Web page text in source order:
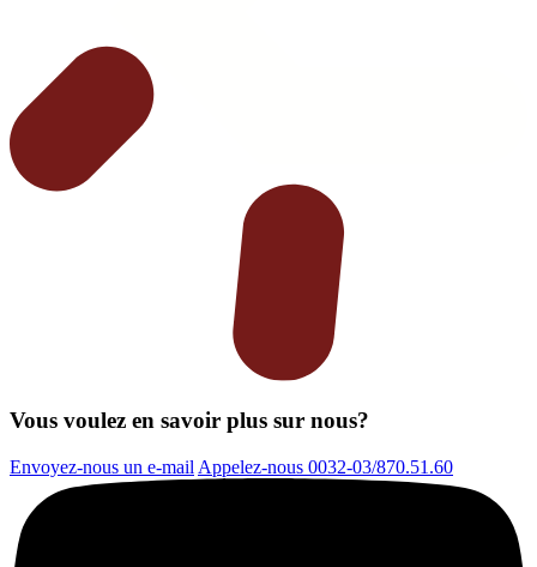
Vous voulez en savoir plus sur nous?
Envoyez-nous un e-mail Appelez-nous 0032-03/870.51.60